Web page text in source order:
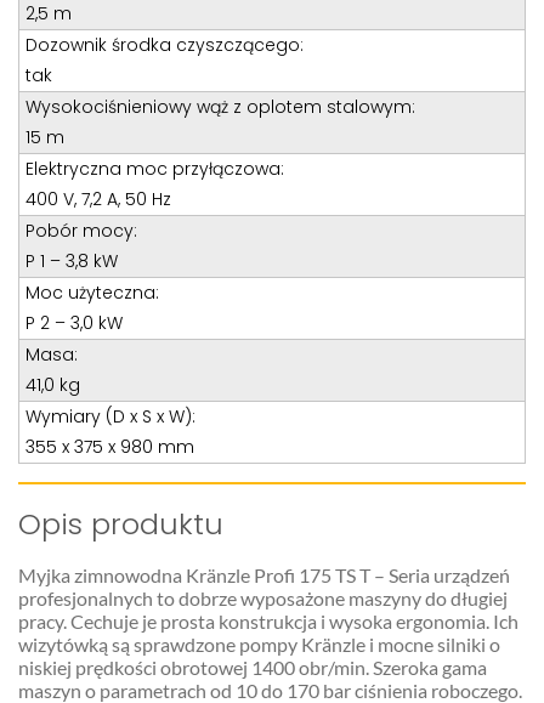
2,5 m
Dozownik środka czyszczącego:
tak
Wysokociśnieniowy wąż z oplotem stalowym:
15 m
Elektryczna moc przyłączowa:
400 V, 7,2 A, 50 Hz
Pobór mocy:
P 1 – 3,8 kW
Moc użyteczna:
P 2 – 3,0 kW
Masa:
41,0 kg
Wymiary (D x S x W):
355 x 375 x 980 mm
Opis produktu
Myjka zimnowodna Kränzle Profi 175 TS T – Seria urządzeń
profesjonalnych to dobrze wyposażone maszyny do długiej
pracy. Cechuje je prosta konstrukcja i wysoka ergonomia. Ich
wizytówką są sprawdzone pompy Kränzle i mocne silniki o
niskiej prędkości obrotowej 1400 obr/min. Szeroka gama
maszyn o parametrach od 10 do 170 bar ciśnienia roboczego.